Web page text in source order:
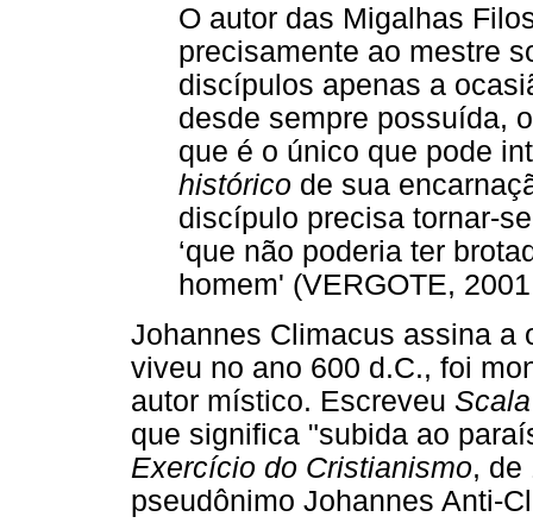
O autor das Migalhas
precisamente ao mestre
discípulos apenas a
desde sempre possuída,
que é o único que pode
histórico de sua
discípulo precisa tornar-
‘que não poderia ter
homem' (VERGOTE,
Johannes Climacus assina a
viveu no ano 600 d.C., foi
autor místico. Escreveu
que significa "subida ao
Exercício do Cristianismo, de
pseudônimo Johannes Anti-